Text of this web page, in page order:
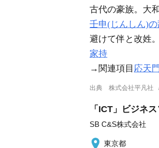
古代の豪族。大
壬申(じんしん)
避けて伴と改姓
家持
→関連項目 応天門
出典 株式会社平凡社
「ICT」ビジネ
SB C&S株式会社
東京都